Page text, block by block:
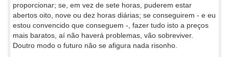
proporcionar; se, em vez de sete horas, puderem estar
abertos oito, nove ou dez horas diárias; se conseguirem - e eu
estou convencido que conseguem -, fazer tudo isto a preços
mais baratos, aí não haverá problemas, vão sobreviver.
Doutro modo o futuro não se afigura nada risonho.